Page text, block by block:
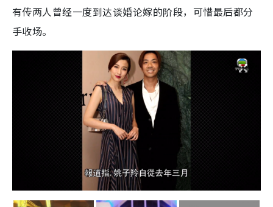
有传两人曾经一度到达谈婚论嫁的阶段，可惜最后都分
手收场。